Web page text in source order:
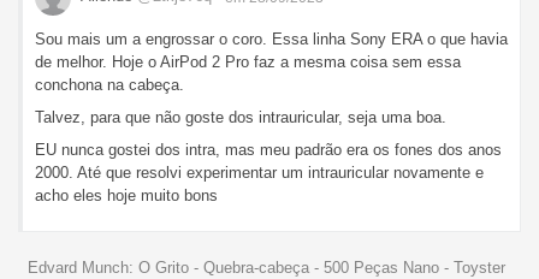
Sou mais um a engrossar o coro. Essa linha Sony ERA o que havia
de melhor. Hoje o AirPod 2 Pro faz a mesma coisa sem essa
conchona na cabeça.
Talvez, para que não goste dos intrauricular, seja uma boa.
EU nunca gostei dos intra, mas meu padrão era os fones dos anos
2000. Até que resolvi experimentar um intrauricular novamente e
acho eles hoje muito bons
Edvard Munch: O Grito - Quebra-cabeça - 500 Peças Nano - Toyster